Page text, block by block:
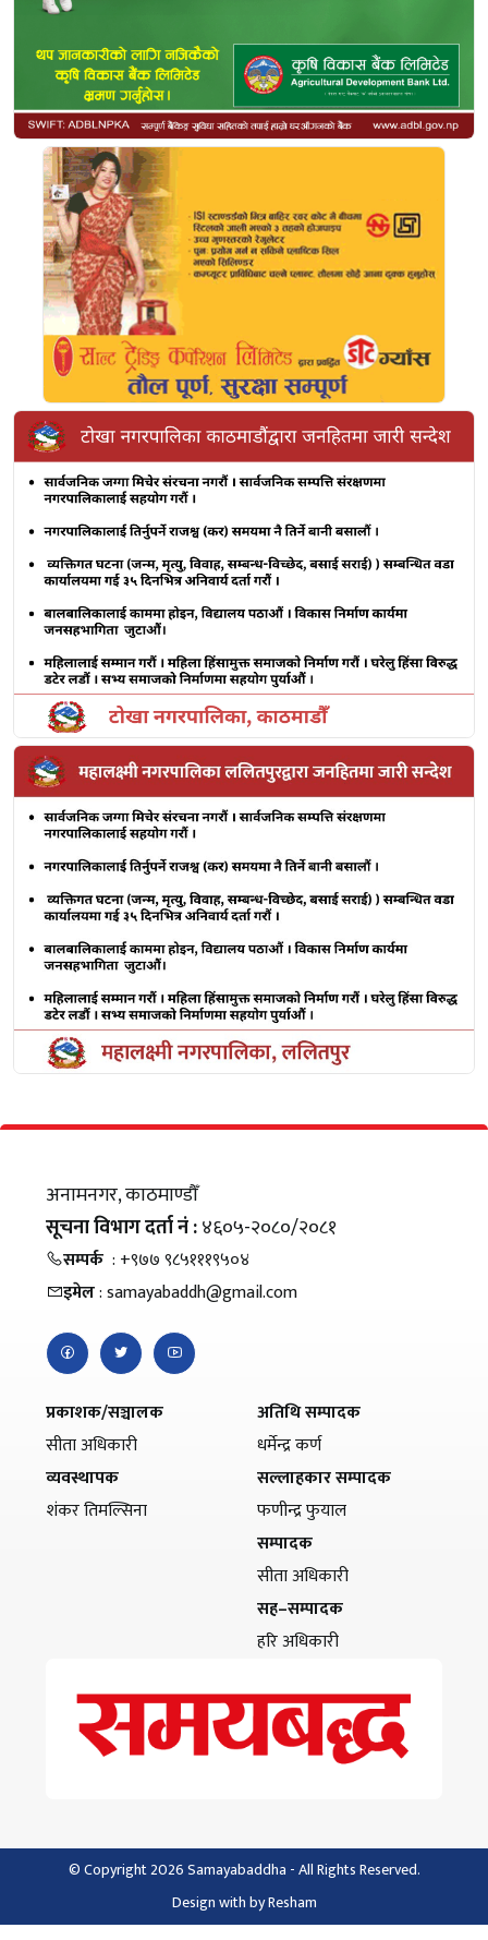
अनामनगर, काठमाण्डौँ
सूचना विभाग दर्ता नं :४६०५-२०८०/२०८१
सम्पर्क : +९७७ ९८५१११९५०४
इमेल: samayabaddh@gmail.com
प्रकाशक/सञ्चालक
सीता अधिकारी
व्यवस्थापक
शंकर तिमल्सिना
अतिथि सम्पादक
धर्मेन्द्र कर्ण
सल्लाहकार सम्पादक
फणीन्द्र फुयाल
सम्पादक
सीता अधिकारी
सह–सम्पादक
हरि अधिकारी
© Copyright 2026 Samayabaddha - All Rights Reserved.
Design withbyResham